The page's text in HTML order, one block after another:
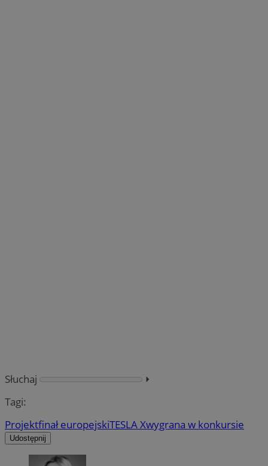
Słuchaj
⏵︎
Tagi:
Projektfinał europejskiTESLA Xwygrana w konkursie
Udostępnij